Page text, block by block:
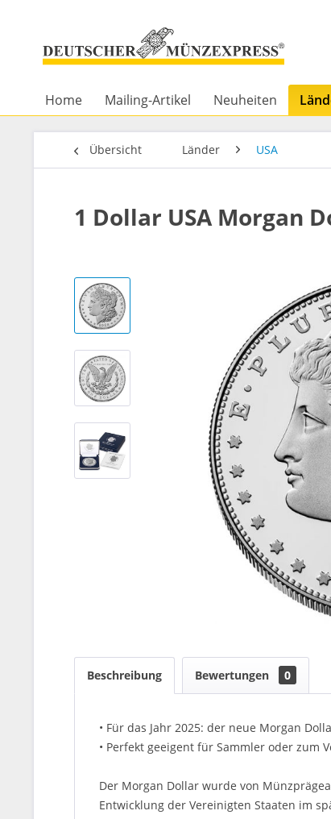
Home Mailing-Artikel Neuheiten
Übersicht Länder USA
1 Dollar USA Morgan
Beschreibung Bewertungen 0
• Für das Jahr 2025: der neue Morgan
• Perfekt geeigent für Sammler oder zum
Der Morgan Dollar wurde von
Entwicklung der Vereinigten Staaten im